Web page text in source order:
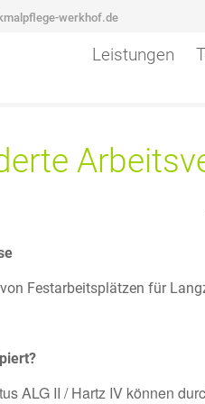
werkhof.de
Leistungen
Festarbeitsplätzen für
ALG II / Hartz IV können